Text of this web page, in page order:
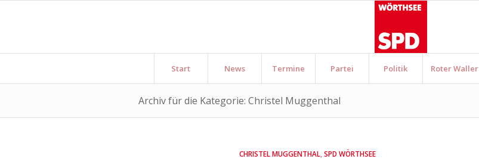
Start News Termine Partei Politik Roter Waller
Archiv für die Kategorie: Christel Muggenthal
CHRISTEL MUGGENTHAL, SPD WÖRTHSEE